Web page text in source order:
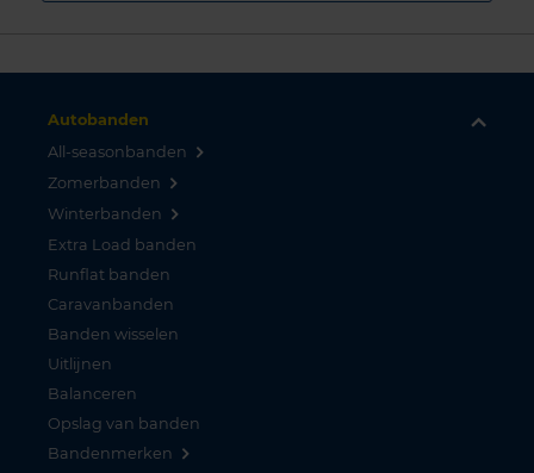
Autobanden
All-seasonbanden
Zomerbanden
Winterbanden
Extra Load banden
Runflat banden
Caravanbanden
Banden wisselen
Uitlijnen
Balanceren
Opslag van banden
Bandenmerken